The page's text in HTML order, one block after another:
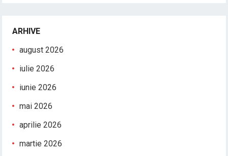
ARHIVE
august 2026
iulie 2026
iunie 2026
mai 2026
aprilie 2026
martie 2026